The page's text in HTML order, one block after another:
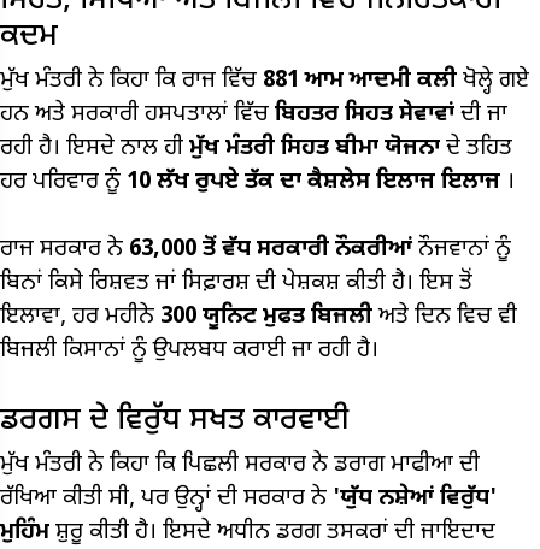
ਕਦਮ
ਮੁੱਖ ਮੰਤਰੀ ਨੇ ਕਿਹਾ ਕਿ ਰਾਜ ਵਿੱਚ 881 ਆਮ ਆਦਮੀ ਕਲੀ ਖੋਲ੍ਹੇ ਗਏ
ਹਨ ਅਤੇ ਸਰਕਾਰੀ ਹਸਪਤਾਲਾਂ ਵਿੱਚ ਬਿਹਤਰ ਸਿਹਤ ਸੇਵਾਵਾਂ ਦੀ ਜਾ
ਰਹੀ ਹੈ। ਇਸਦੇ ਨਾਲ ਹੀ ਮੁੱਖ ਮੰਤਰੀ ਸਿਹਤ ਬੀਮਾ ਯੋਜਨਾ ਦੇ ਤਹਿਤ
ਹਰ ਪਰਿਵਾਰ ਨੂੰ 10 ਲੱਖ ਰੁਪਏ ਤੱਕ ਦਾ ਕੈਸ਼ਲੇਸ ਇਲਾਜ ਇਲਾਜ ।
ਰਾਜ ਸਰਕਾਰ ਨੇ 63,000 ਤੋਂ ਵੱਧ ਸਰਕਾਰੀ ਨੌਕਰੀਆਂ ਨੌਜਵਾਨਾਂ ਨੂੰ
ਬਿਨਾਂ ਕਿਸੇ ਰਿਸ਼ਵਤ ਜਾਂ ਸਿਫ਼ਾਰਸ਼ ਦੀ ਪੇਸ਼ਕਸ਼ ਕੀਤੀ ਹੈ। ਇਸ ਤੋਂ
ਇਲਾਵਾ, ਹਰ ਮਹੀਨੇ 300 ਯੂਨਿਟ ਮੁਫਤ ਬਿਜਲੀਅਤੇ ਦਿਨ ਵਿਚ ਵੀ
ਬਿਜਲੀ ਕਿਸਾਨਾਂ ਨੂੰ ਉਪਲਬਧ ਕਰਾਈ ਜਾ ਰਹੀ ਹੈ।
ਡਰਗਸ ਦੇ ਵਿਰੁੱਧ ਸਖਤ ਕਾਰਵਾਈ
ਮੁੱਖ ਮੰਤਰੀ ਨੇ ਕਿਹਾ ਕਿ ਪਿਛਲੀ ਸਰਕਾਰ ਨੇ ਡਰਾਗ ਮਾਫੀਆ ਦੀ
ਰੱਖਿਆ ਕੀਤੀ ਸੀ, ਪਰ ਉਨ੍ਹਾਂ ਦੀ ਸਰਕਾਰ ਨੇ 'ਯੁੱਧ ਨਸ਼ੇਆਂ ਵਿਰੁੱਧ'
ਮੁਹਿੰਮ ਸ਼ੁਰੂ ਕੀਤੀ ਹੈ। ਇਸਦੇ ਅਧੀਨ ਡਰਗ ਤਸਕਰਾਂ ਦੀ ਜਾਇਦਾਦ